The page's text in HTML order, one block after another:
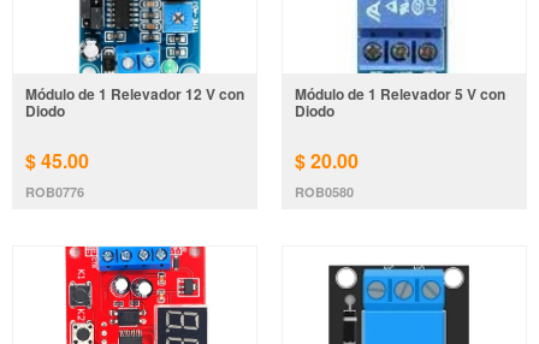
Módulo de 1 Relevador 12 V con
Diodo
$ 45.00
ROB0776
Módulo de 1 Relevador 5 V con
Diodo
$ 20.00
ROB0580